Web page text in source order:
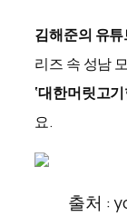
김해준의 유
리즈 속 성남
‘대한머릿고
요.
출처 :